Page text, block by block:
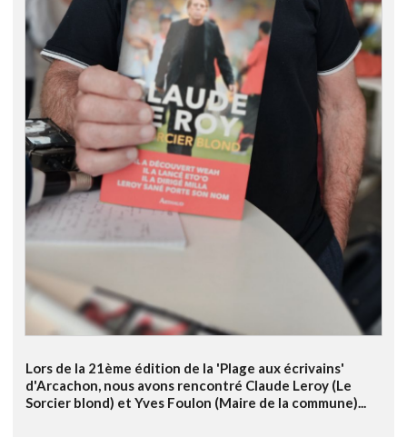
Lors de la 21ème édition de la 'Plage aux écrivains'
d'Arcachon, nous avons rencontré Claude Leroy (Le
Sorcier blond) et Yves Foulon (Maire de la commune)...